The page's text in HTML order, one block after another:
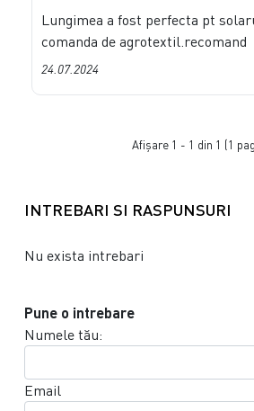
Lungimea a fost perfecta pt
comanda de agrotextil.recomand
24.07.2024
Afişare 1 - 1 din 1 (1
INTREBARI SI RASPUNSURI
Nu exista intrebari
Pune o intrebare
Numele tău:
Email